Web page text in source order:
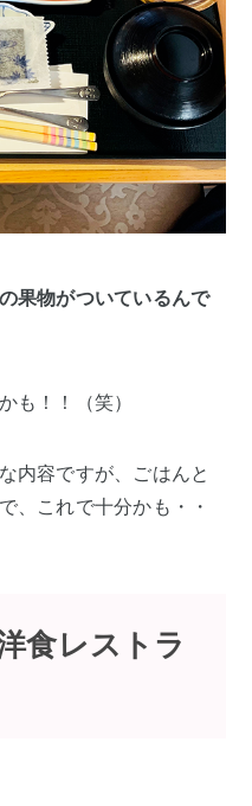
果物がついているんで
も！！（笑）
内容ですが、ごはんと
、これで十分かも・・
食レストラ